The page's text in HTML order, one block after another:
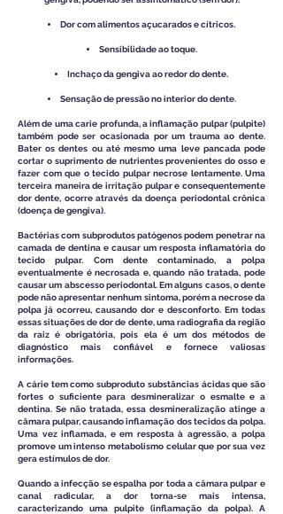
Dor com alimentos açucarados e cítricos.
Sensibilidade ao toque.
Inchaço da gengiva ao redor do dente.
Sensação de pressão no interior do dente.
Além de uma carie profunda, a inflamação pulpar (pulpite)
também pode ser ocasionada por um trauma ao dente.
Bater os dentes ou até mesmo uma leve pancada pode
cortar o suprimento de nutrientes provenientes do osso e
fazer com que o tecido pulpar necrose lentamente. Uma
terceira maneira de irritação pulpar e consequentemente
dor dente, ocorre através da doença periodontal crônica
(doença de gengiva).
Bactérias com subprodutos patógenos podem penetrar na
camada de dentina e causar um resposta inflamatória do
tecido pulpar. Com dente contaminado, a polpa
eventualmente é necrosada e, quando não tratada, pode
causar um abscesso periodontal. Em alguns casos, o dente
pode não apresentar nenhum sintoma, porém a necrose da
polpa já ocorreu, causando dor e desconforto. Em todas
essas situações de dor de dente, uma radiografia da região
da raiz é obrigatória, pois ela é um dos métodos de
diagnóstico mais confiável e fornece valiosas
informações.
A cárie tem como subproduto substâncias ácidas que são
fortes o suficiente para desmineralizar o esmalte e a
dentina. Se não tratada, essa desmineralização atinge a
câmara pulpar, causando inflamação dos tecidos da polpa.
Uma vez inflamada, e em resposta à agressão, a polpa
promove um intenso metabolismo celular que por sua vez
gera estímulos de dor.
Quando a infecção se espalha por toda a câmara pulpar e
canal radicular, a dor torna-se mais intensa,
caracterizando uma pulpite (inflamação da polpa). A